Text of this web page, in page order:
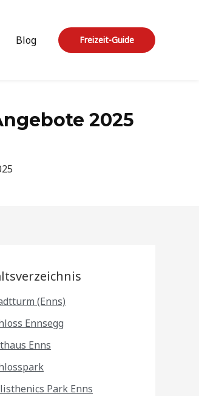
Blog Freizeit-Guide
2025
(Enns)
Ennsegg
Enns
Park Enns